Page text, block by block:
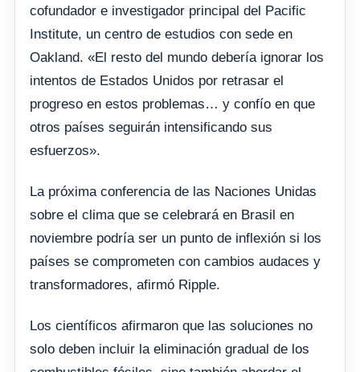
cofundador e investigador principal del Pacific
Institute, un centro de estudios con sede en
Oakland. «El resto del mundo debería ignorar los
intentos de Estados Unidos por retrasar el
progreso en estos problemas… y confío en que
otros países seguirán intensificando sus
esfuerzos».
La próxima conferencia de las Naciones Unidas
sobre el clima que se celebrará en Brasil en
noviembre podría ser un punto de inflexión si los
países se comprometen con cambios audaces y
transformadores, afirmó Ripple.
Los científicos afirmaron que las soluciones no
solo deben incluir la eliminación gradual de los